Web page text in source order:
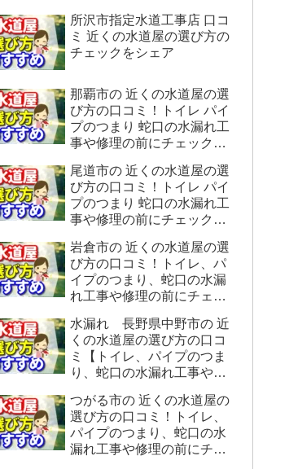
します。
所沢市指定水道工事店 口コ
ミ 近くの水道屋の選び方の
チェックをシェア
那覇市の 近くの水道屋の選
び方の口コミ！トイレ パイ
プのつまり 蛇口の水漏れ工
事や修理の前にチェックす
尾道市の 近くの水道屋の選
び方の口コミ！トイレ パイ
プのつまり 蛇口の水漏れ工
事や修理の前にチェックす
岩倉市の 近くの水道屋の選
び方の口コミ！トイレ、パ
イプのつまり、蛇口の水漏
れ工事や修理の前にチェッ
す。
水漏れ 長野県中野市の 近
くの水道屋の選び方の口コ
ミ【トイレ、パイプのつま
り、蛇口の水漏れ工事や修
をシェアします】
つがる市の 近くの水道屋の
選び方の口コミ！トイレ、
パイプのつまり、蛇口の水
漏れ工事や修理の前にチェ